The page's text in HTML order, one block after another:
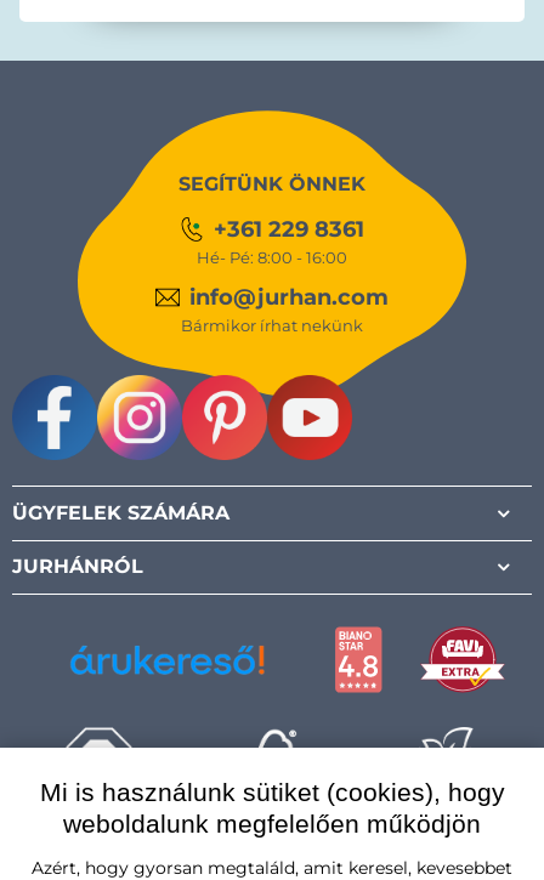
SEGÍTÜNK ÖNNEK
+361 229 8361
Hé- Pé: 8:00 - 16:00
info@jurhan.com
Bármikor írhat nekünk
ÜGYFELEK SZÁMÁRA
JURHÁNRÓL
Mi is használunk sütiket (cookies), hogy
weboldalunk megfelelően működjön
Azért, hogy gyorsan megtaláld, amit keresel, kevesebbet